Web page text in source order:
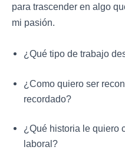
para trascender en algo
mi pasión.
¿Qué tipo de trabajo
¿Como quiero ser
recordado?
¿Qué historia le quiero
laboral?